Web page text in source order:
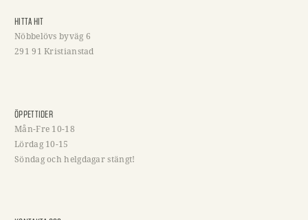
HITTA HIT
Nöbbelövs byväg 6
291 91 Kristianstad
ÖPPETTIDER
Mån-Fre 10-18
Lördag 10-15
Söndag och helgdagar stängt!